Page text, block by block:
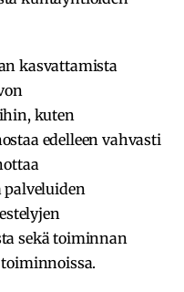
kasvattamista
kuten
edelleen vahvasti
palveluiden
sekä toiminnan